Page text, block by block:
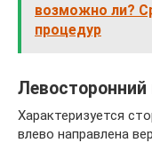
возможно ли?
процедур
Левосторонний
Характеризуется
влево направлена